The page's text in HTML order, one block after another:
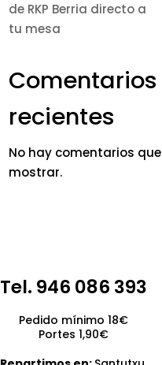
de RKP Berria directo a
tu mesa
Comentarios
recientes
No hay comentarios que
mostrar.
Tel. 946 086 393
Pedido mínimo 18€
Portes 1,90€